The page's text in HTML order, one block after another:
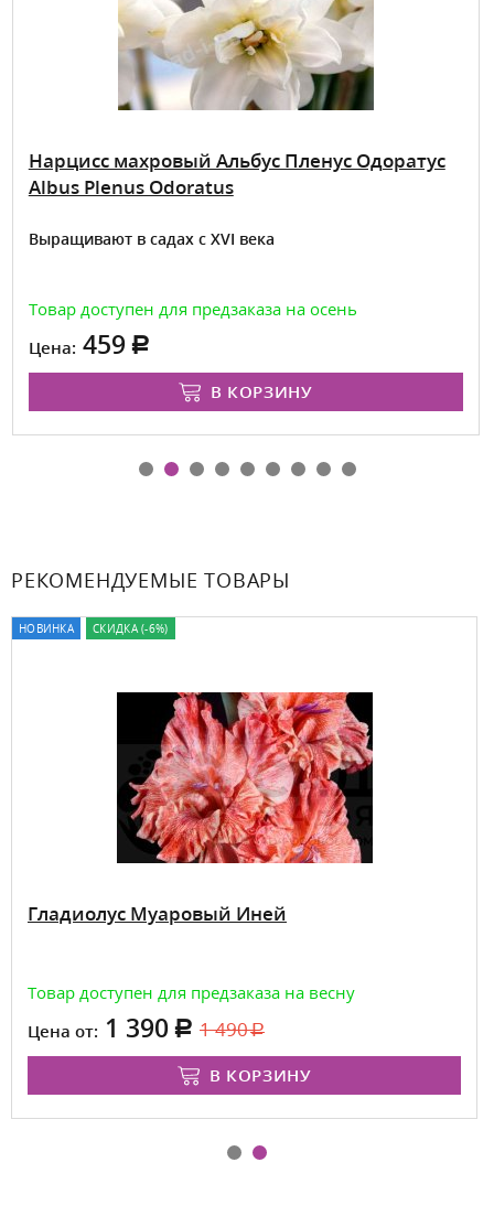
Нарцисс махровый Альбус Пленус Одоратус
Albus Plenus Odoratus
Выращивают в садах с XVI века
Товар доступен для предзаказа на осень
Цена: 459
В КОРЗИНУ
РЕКОМЕНДУЕМЫЕ ТОВАРЫ
НОВИНКА СКИДКА (-6%)
Гладиолус Муаровый Иней
Товар доступен для предзаказа на весну
Цена от: 1 390 1 490
В КОРЗИНУ